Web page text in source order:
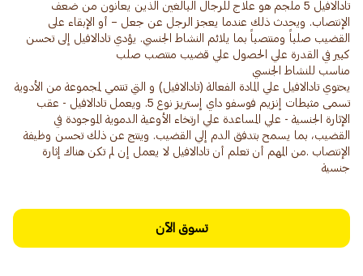
تادالافيل 5 ملجم هو علاج للرجال البالغين الذين يعانون من ضعف
الإنتصاب. ويحدث ذلك عندما يعجز الرجل عن جعل – أو الإبقاء على
القضيب صلباً ومنتصباً بما يلائم النشاط الجنسي. يؤدي تادالافيل إلى تحسن
يحتوي تادالافيل علي المادة الفعالة (تادالافيل) و التي تنتمي لمجموعة من الأدوية
تسمى مثبطات إنزيم فوسفو داي إستريز نوع 5. ويعمل تادالافيل - عقب
الإثارة الجنسية - علي المساعدة علي ارتخاء الأوعية الدموية الموجودة في
القضيب، بما يسمح بتدفق الدم إلي القضيب. وينتج عن ذلك تحسن وظيفة
الإنتصاب .من المهم أن تعلم أن تادالافيل لا يعمل إن لم تكن هناك إثارة
جنسية
تسوق الآن